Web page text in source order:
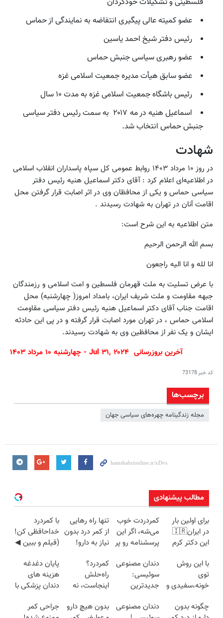
عضو کمیته عالی پیگیری انتفاضه به نمایندگی از حماس
رئیس دفتر شیخ احمد یاسین
عضو رهبری سیاسی جنبش حماس
عضو سابق هیأت مدیره جمعیت اسلامی غزه
رئیس باشگاه جمعیت اسلامی غزه به مدت ۱۰ سال
اسماعیل هنیه در مه ۲۰۱۷ به سمت رئیس دفتر سیاسی
جنبش حماس انتخاب شد.
شهادت
در روز ۱۰ مرداد ۱۴۰۳ روابط عمومی کل سپاه پاسداران انقلاب اسلامی
در اطلاعیه‌ای اعلام کرد : آقای دکتر اسماعیل هنیه رئیس دفتر
سیاسی حماس و یکی از محافظان وی در اثر اصابت قرار گرفتن محل
اقامت آنان در تهران به شهادت رسیدند .
متن اطلاعیه به این شرح است:
بسم الله الرحمن الرحیم
انا لله و انا الیه راجعون
با عرض تسلیت به ملت قهرمان فلسطین و امت اسلامی و رزمندگان
جبهه مقاومت و ملت شریف ایران، بامداد امروز( چهارشنبه) محل
اقامت جناب آقای دکتر اسماعیل هنیه رئیس دفتر سیاسی مقاومت
اسلامی حماس ، در تهران مورد اصابت قرار گرفته و در پی این حادثه
ایشان و یک نفر از محافظین وی به شهادت رسیدند.
آخرین بروزرسانی Jul ۳۱, ۲۰۲۴ - چهارشنبه ۱۰ مرداد ۱۴۰۳
کد خبر73178
برچسب‌ها
مجله زندگینامه چهره‌های سیاسی جهان
مطالب پیشنهادی
برای اولین بار
در ایران🇮🇷
این دکتر کرم
روزه ساخت!
کمردردت خوب
می‌شه، اگر این
پرسشنامه رو پر
تنها راه رهایی
از کمر درد بدون
نیاز به دارو!
با کمردرد
خداحافظی کن!
(فیلم و ببین ◀
پرکن)
با این روش
توی
خونه،سفیدی و
برگردون
دندان مصنوعی
سوئیسی:
جدیدترین
سبک و مقاوم |
کمردرد؟
راه‌حلش
اینجاست، نه
پایان دغدغه
هزینه های
دندان پزشکی با
کننده خانگی
چگونه بدون
دندان مصنوعی
بدون هیچ دارو
جراحی کمر